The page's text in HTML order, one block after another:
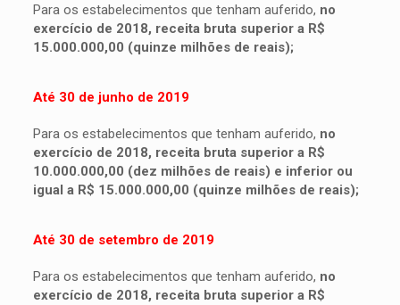
Para os estabelecimentos que tenham auferido, no
exercício de 2018, receita bruta superior a R$
15.000.000,00 (quinze milhões de reais);
Até 30 de junho de 2019
Para os estabelecimentos que tenham auferido, no
exercício de 2018, receita bruta superior a R$
10.000.000,00 (dez milhões de reais) e inferior ou
igual a R$ 15.000.000,00 (quinze milhões de reais);
Até 30 de setembro de 2019
Para os estabelecimentos que tenham auferido, no
exercício de 2018, receita bruta superior a R$